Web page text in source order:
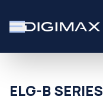
ELG-B SERIES